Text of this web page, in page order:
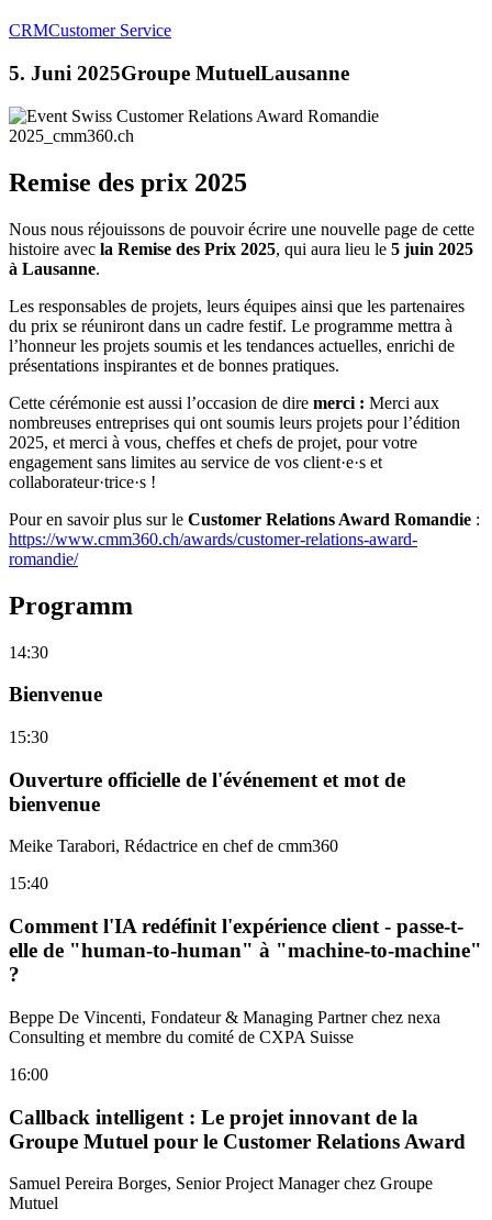
CRMCustomer Service
5. Juni 2025Groupe MutuelLausanne
Remise des prix 2025
Nous nous réjouissons de pouvoir écrire une nouvelle page de cette
histoire avec la Remise des Prix 2025, qui aura lieu le 5 juin 2025
à Lausanne.
Les responsables de projets, leurs équipes ainsi que les partenaires
du prix se réuniront dans un cadre festif. Le programme mettra à
l’honneur les projets soumis et les tendances actuelles, enrichi de
présentations inspirantes et de bonnes pratiques.
Cette cérémonie est aussi l’occasion de dire merci : Merci aux
nombreuses entreprises qui ont soumis leurs projets pour l’édition
2025, et merci à vous, cheffes et chefs de projet, pour votre
engagement sans limites au service de vos client·e·s et
collaborateur·trice·s !
Pour en savoir plus sur le Customer Relations Award Romandie :
https://www.cmm360.ch/awards/customer-relations-award-
romandie/
Programm
14:30
Bienvenue
15:30
Ouverture officielle de l'événement et mot de
bienvenue
Meike Tarabori, Rédactrice en chef de cmm360
15:40
Comment l'IA redéfinit l'expérience client - passe-t-
elle de "human-to-human" à "machine-to-machine"
?
Beppe De Vincenti, Fondateur & Managing Partner chez nexa
Consulting et membre du comité de CXPA Suisse
16:00
Callback intelligent : Le projet innovant de la
Groupe Mutuel pour le Customer Relations Award
Samuel Pereira Borges, Senior Project Manager chez Groupe
Mutuel